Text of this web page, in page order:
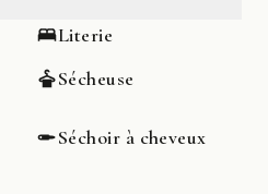
Literie
Sécheuse
Séchoir à cheveux